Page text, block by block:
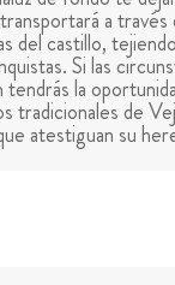
a través
del castillo,
Si las
la
tradicionales de
atestiguan su